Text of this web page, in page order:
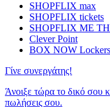
SHOPFLIX max
SHOPFLIX tickets
SHOPFLIX ΜΕ
Clever Point
BOX NOW Lockers
Γίνε συνεργάτης!
Άνοιξε τώρα το δικό σου
πωλήσεις σου.